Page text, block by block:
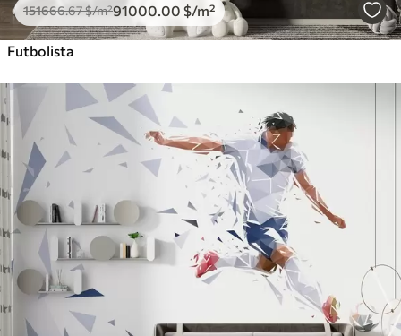
151666.67$/m²91000 .00 $/m²
Futbolista